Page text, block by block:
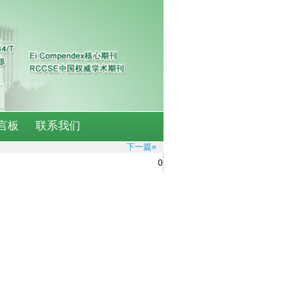
下一篇»
0